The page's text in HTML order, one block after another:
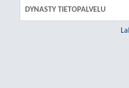
DYNASTY TIETOPALVELU